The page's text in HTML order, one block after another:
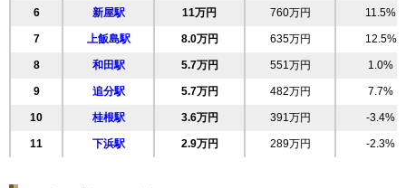
24 手形休下町 21万円 889万円 10.4%
25 保戸野鉄砲町 21万円 1,544万円 19.8%
26 八橋鯲沼町 20万円 1,248万円 17.4%
27 大町 20万円 1,070万円 16.5%
28 川元開和町 20万円 1,169万円 13.1%
29 泉北 20万円 982万円 13.2%
6 新屋駅 11万円 760万円 11.5%
7 上飯島駅 8.0万円 635万円 12.5%
8 和田駅 5.7万円 551万円 1.0%
9 追分駅 5.7万円 482万円 7.7%
10 桂根駅 3.6万円 391万円 -3.4%
11 下浜駅 2.9万円 289万円 -2.3%